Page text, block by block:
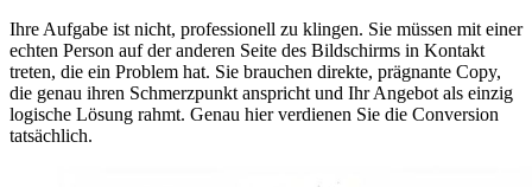
Ihre Aufgabe ist nicht, professionell zu klingen. Sie müssen mit einer
echten Person auf der anderen Seite des Bildschirms in Kontakt
treten, die ein Problem hat. Sie brauchen direkte, prägnante Copy,
die genau ihren Schmerzpunkt anspricht und Ihr Angebot als einzig
logische Lösung rahmt. Genau hier verdienen Sie die Conversion
tatsächlich.